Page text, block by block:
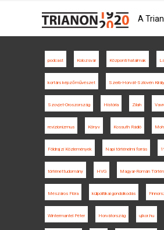
A
podcast Kolozsvár Központi hatalmak
kortárs képzőművészet Szerb-Horvát-Szlovén
Szovjet-Oroszország História Zilah
revizionizmus Könyv Kossuth Rádió
Földrajzi Közlemények Napi történelmi forrás
történettudomány HVG Magyar-Román
Mészáros Flóra külpolitikai gondolkodás
Wintermantel Péter Horvátország ujkor.hu